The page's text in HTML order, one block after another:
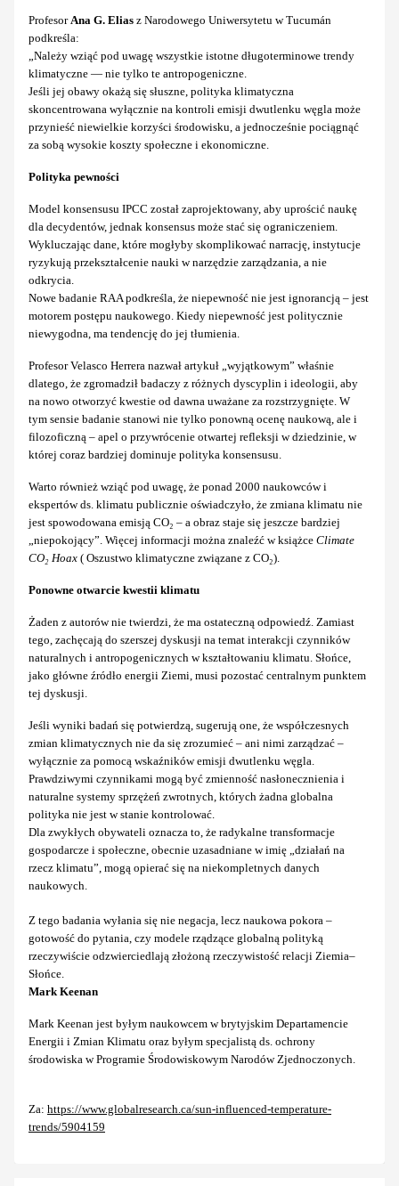
ProfesorAna G. Elias z Narodowego Uniwersytetu w Tucumán
podkreśla:
„Należy wziąć pod uwagę wszystkie istotne długoterminowe trendy
klimatyczne — nie tylko te antropogeniczne.
Jeśli jej obawy okażą się słuszne, polityka klimatyczna
skoncentrowana wyłącznie na kontroli emisji dwutlenku węgla może
przynieść niewielkie korzyści środowisku, a jednocześnie pociągnąć
za sobą wysokie koszty społeczne i ekonomiczne.
Polityka pewności
Model konsensusu IPCC został zaprojektowany, aby uprościć naukę
dla decydentów, jednak konsensus może stać się ograniczeniem.
Wykluczając dane, które mogłyby skomplikować narrację, instytucje
ryzykują przekształcenie nauki w narzędzie zarządzania, a nie
odkrycia.
Nowe badanie RAA podkreśla, że niepewność nie jest ignorancją – jest
motorem postępu naukowego. Kiedy niepewność jest politycznie
niewygodna, ma tendencję do jej tłumienia.
Profesor Velasco Herrera nazwał artykuł „wyjątkowym” właśnie
dlatego, że zgromadził badaczy z różnych dyscyplin i ideologii, aby
na nowo otworzyć kwestie od dawna uważane za rozstrzygnięte. W
tym sensie badanie stanowi nie tylko ponowną ocenę naukową, ale i
filozoficzną – apel o przywrócenie otwartej refleksji w dziedzinie, w
której coraz bardziej dominuje polityka konsensusu.
Warto również wziąć pod uwagę, że ponad 2000 naukowców i
ekspertów ds. klimatu publicznie oświadczyło, że zmiana klimatu nie
jest spowodowana emisją CO₂ – a obraz staje się jeszcze bardziej
„niepokojący”. Więcej informacji można znaleźć w książce Climate
CO₂ Hoax ( Oszustwo klimatyczne związane z CO₂).
Ponowne otwarcie kwestii klimatu
Żaden z autorów nie twierdzi, że ma ostateczną odpowiedź. Zamiast
tego, zachęcają do szerszej dyskusji na temat interakcji czynników
naturalnych i antropogenicznych w kształtowaniu klimatu. Słońce,
jako główne źródło energii Ziemi, musi pozostać centralnym punktem
tej dyskusji.
Jeśli wyniki badań się potwierdzą, sugerują one, że współczesnych
zmian klimatycznych nie da się zrozumieć – ani nimi zarządzać –
wyłącznie za pomocą wskaźników emisji dwutlenku węgla.
Prawdziwymi czynnikami mogą być zmienność nasłonecznienia i
naturalne systemy sprzężeń zwrotnych, których żadna globalna
polityka nie jest w stanie kontrolować.
Dla zwykłych obywateli oznacza to, że radykalne transformacje
gospodarcze i społeczne, obecnie uzasadniane w imię „działań na
rzecz klimatu”, mogą opierać się na niekompletnych danych
naukowych.
Z tego badania wyłania się nie negacja, lecz naukowa pokora –
gotowość do pytania, czy modele rządzące globalną polityką
rzeczywiście odzwierciedlają złożoną rzeczywistość relacji Ziemia–
Słońce.
Mark Keenan
Mark Keenan jest byłym naukowcem w brytyjskim Departamencie
Energii i Zmian Klimatu oraz byłym specjalistą ds. ochrony
środowiska w Programie Środowiskowym Narodów Zjednoczonych.
Za: https://www.globalresearch.ca/sun-influenced-temperature-
trends/5904159